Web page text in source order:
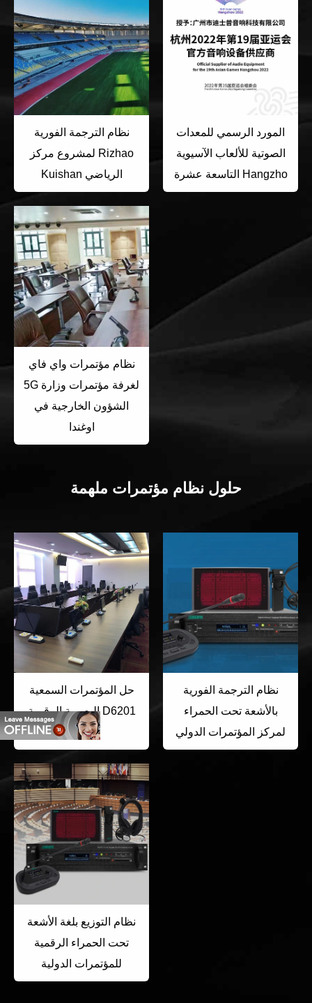
نظام الترجمة الفورية
لمشروع مركز Rizhao
Kuishan الرياضي
المورد الرسمي للمعدات
الصوتية للألعاب الآسيوية
التاسعة عشرة Hangzho
نظام مؤتمرات واي فاي
5G لغرفة مؤتمرات وزارة
الشؤون الخارجية في
اوغندا
حلول نظام مؤتمرات ملهمة
حل المؤتمرات السمعية
البصرية الرقمية D6201
نظام الترجمة الفورية
بالأشعة تحت الحمراء
لمركز المؤتمرات الدولي
نظام التوزيع بلغة الأشعة
تحت الحمراء الرقمية
للمؤتمرات الدولية